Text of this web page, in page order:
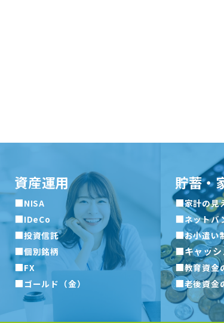
資産運用
■NISA
■IDeCo
■投資信託
■個別銘柄
■FX
■ ゴールド（金）
貯蓄・
■家計の見
■ネットバ
■お小遣い
■キャッ
■教育資金
■老後資金